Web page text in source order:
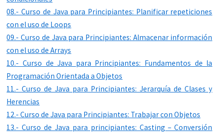
08.- Curso de Java para Principiantes: Planificar repeticiones
con el uso de Loops
09.- Curso de Java para Principiantes: Almacenar información
con el uso de Arrays
10.- Curso de Java para Principiantes: Fundamentos de la
Programación Orientada a Objetos
11.- Curso de Java para Principiantes: Jerarquía de Clases y
Herencias
12.- Curso de Java para Principiantes: Trabajar con Objetos
13.- Curso de Java para principiantes: Casting – Conversión